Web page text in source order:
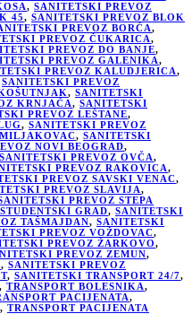
, SANITETSKI PREVOZ
45, SANITETSKI PREVOZ BLOK
PREVOZ BORČA,
PREVOZ ČUKARICA,
PREVOZ DO BANJE,
PREVOZ GALENIKA,
PREVOZ KALUDJERICA,
SANITETSKI PREVOZ
, SANITETSKI
KRNJAČA, SANITETSKI
PREVOZ LEŠTANE,
, SANITETSKI PREVOZ
, SANITETSKI
NOVI BEOGRAD,
SANITETSKI PREVOZ OVČA,
PREVOZ RAKOVICA,
PREVOZ SAVSKI VENAC,
PREVOZ SLAVIJA,
PREVOZ STEPA
GRAD, SANITETSKI
TAŠMAJDAN, SANITETSKI
PREVOZ VOŽDOVAC,
PREVOZ ŽARKOVO,
PREVOZ ZEMUN,
, SANITETSKI PREVOZ
, SANITETSKI TRANSPORT 24/7,
, TRANSPORT BOLESNIKA,
PACIJENATA,
, TRANSPORT PACIJENATA